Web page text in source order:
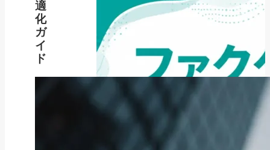
適
化
ガ
イ
ド